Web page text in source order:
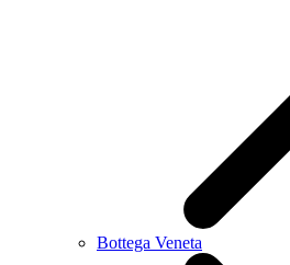
Bottega Veneta